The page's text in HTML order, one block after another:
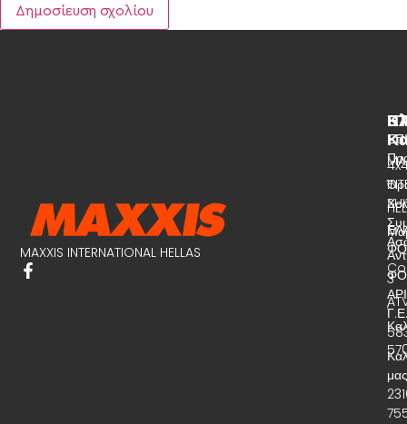
MAXXIS INTERNATIONAL HELLAS
-
3
,